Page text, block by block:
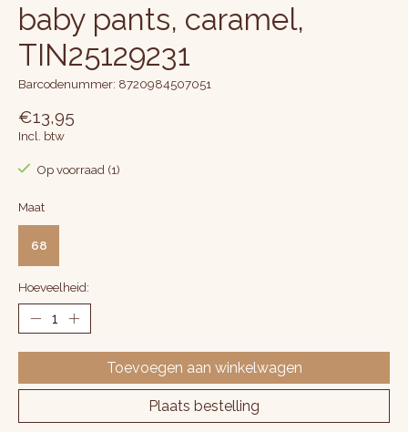
baby pants, caramel,
TIN25129231
Barcodenummer: 8720984507051
€13,95
Incl. btw
Op voorraad (1)
Maat
68
Hoeveelheid:
Toevoegen aan winkelwagen
Plaats bestelling